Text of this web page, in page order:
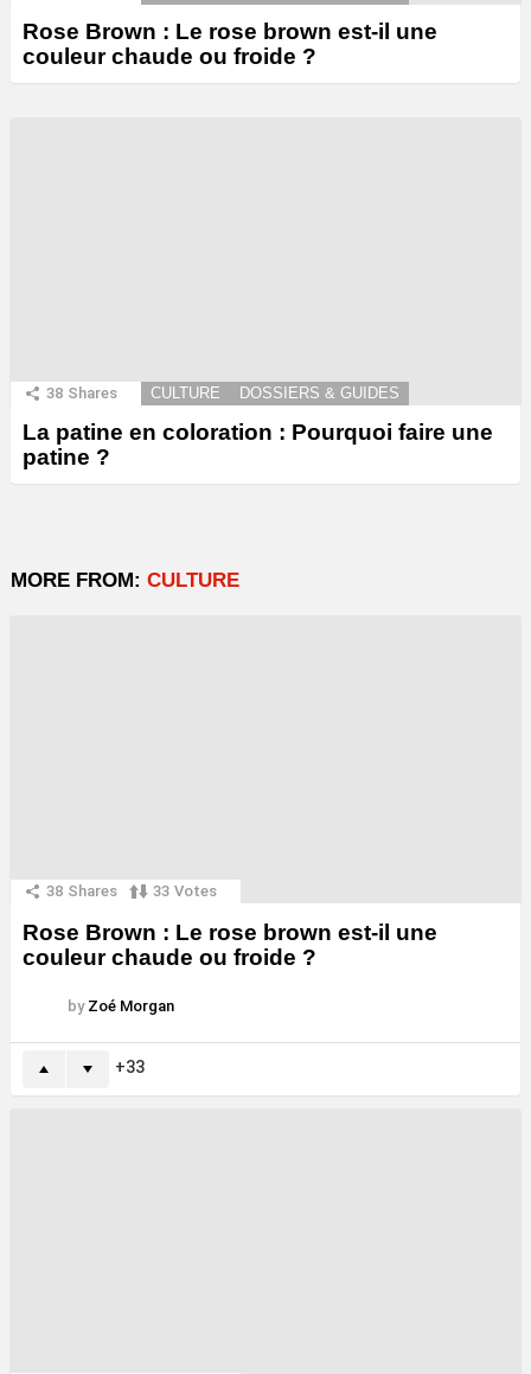
Rose Brown : Le rose brown est-il une
couleur chaude ou froide ?
38 Shares CULTURE DOSSIERS & GUIDES
La patine en coloration : Pourquoi faire une
patine ?
MORE FROM: CULTURE
38 Shares 33 Votes
Rose Brown : Le rose brown est-il une
couleur chaude ou froide ?
by Zoé Morgan
33